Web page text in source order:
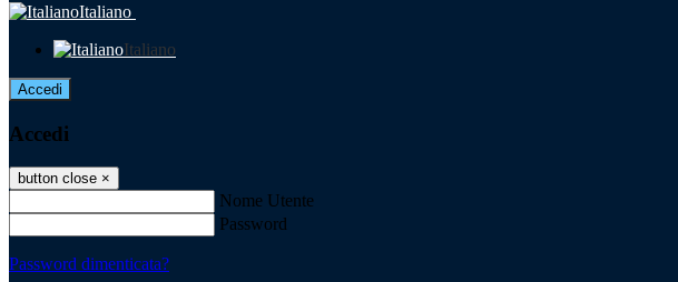
Italiano
Italiano
Accedi
Accedi
button close ×
Nome Utente
Password
Password dimenticata?